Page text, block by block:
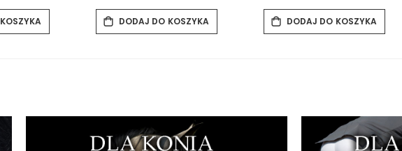
DODAJ DO KOSZYKA DODAJ DO KOSZYKA